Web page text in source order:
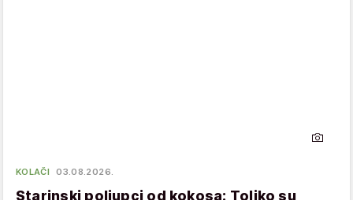
KOLAČI 03.08.2026.
Starinski poljupci od kokosa: Toliko su